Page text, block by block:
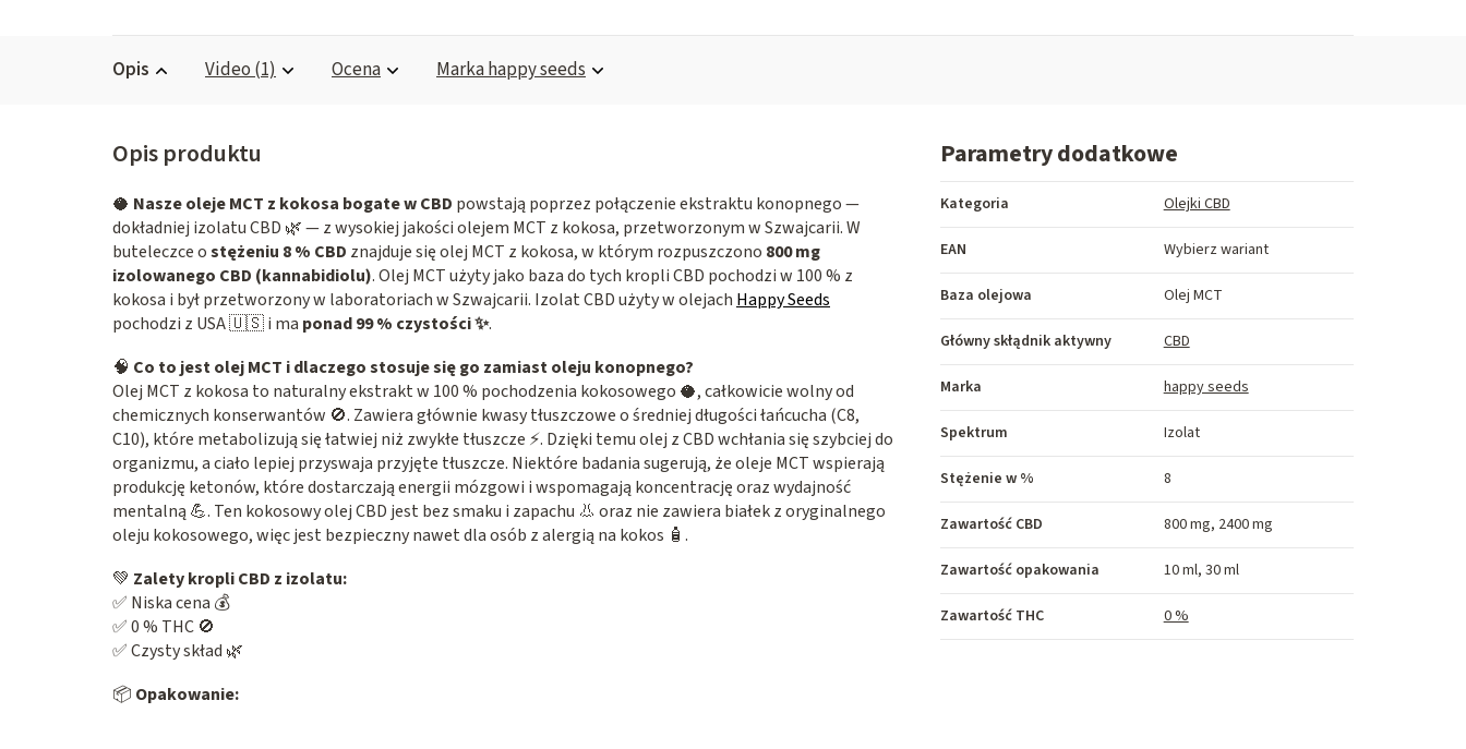
Opis Video (1) Ocena Markahappy seeds
🥥 Nasze oleje MCT z kokosa bogate w CBD powstają poprzez połączenie ekstraktu konopnego —
dokładniej izolatu CBD 🌿 — z wysokiej jakości olejem MCT z kokosa, przetworzonym w Szwajcarii. W
buteleczce ostężeniu 8 % CBD znajduje się olej MCT z kokosa, w którym rozpuszczono 800 mg
izolowanego CBD (kannabidiolu). Olej MCT użyty jako baza do tych kropli CBD pochodzi w 100 % z
kokosa i był przetworzony w laboratoriach w Szwajcarii. Izolat CBD użyty w olejach Happy Seeds
pochodzi z USA 🇺🇸 i ma ponad 99 % czystości ✨.
🧠 Co to jest olej MCT i dlaczego stosuje się go zamiast oleju konopnego?
Olej MCT z kokosa to naturalny ekstrakt w 100 % pochodzenia kokosowego 🥥, całkowicie wolny od
chemicznych konserwantów 🚫. Zawiera głównie kwasy tłuszczowe o średniej długości łańcucha (C8,
C10), które metabolizują się łatwiej niż zwykłe tłuszcze ⚡. Dzięki temu olej z CBD wchłania się szybciej do
organizmu, a ciało lepiej przyswaja przyjęte tłuszcze. Niektóre badania sugerują, że oleje MCT wspierają
produkcję ketonów, które dostarczają energii mózgowi i wspomagają koncentrację oraz wydajność
mentalną 💪. Ten kokosowy olej CBD jest bez smaku i zapachu 👃 oraz nie zawiera białek z oryginalnego
oleju kokosowego, więc jest bezpieczny nawet dla osób z alergią na kokos 🧴.
💚 Zalety kropli CBD z izolatu:
✅ Niska cena 💰
✅ 0 % THC 🚫
✅ Czysty skład 🌿
📦 Opakowanie:
Parametry dodatkowe
Kategoria Olejki CBD
EAN Wybierz wariant
Baza olejowa Olej MCT
Główny skłądnik aktywny CBD
Marka happy seeds
Spektrum Izolat
Stężenie w % 8
Zawartość CBD 800 mg, 2400 mg
Zawartość opakowania 10 ml, 30 ml
Zawartość THC 0 %